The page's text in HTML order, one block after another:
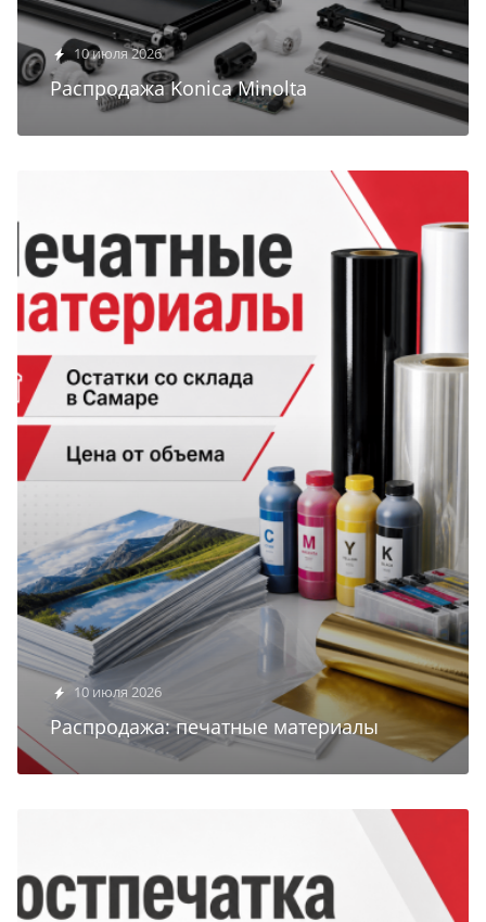
10 июля 2026
Распродажа Konica Minolta
10 июля 2026
Распродажа: печатные материалы